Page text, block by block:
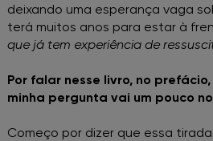
deixando uma esperança vaga
terá muitos anos para estar à
que já tem experiência de
Por falar nesse livro, no
minha pergunta vai um pouco
Começo por dizer que essa